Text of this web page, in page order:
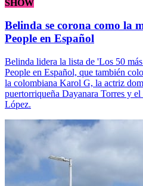
SHOW
Belinda se corona como la
People en Español
Belinda lidera la lista de 'Los 50
People en Español, que también
la colombiana Karol G, la actriz
puertorriqueña Dayanara Torres y
López.